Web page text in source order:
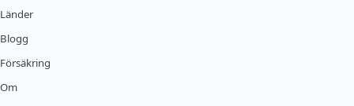
Länder
Blogg
Försäkring
Om